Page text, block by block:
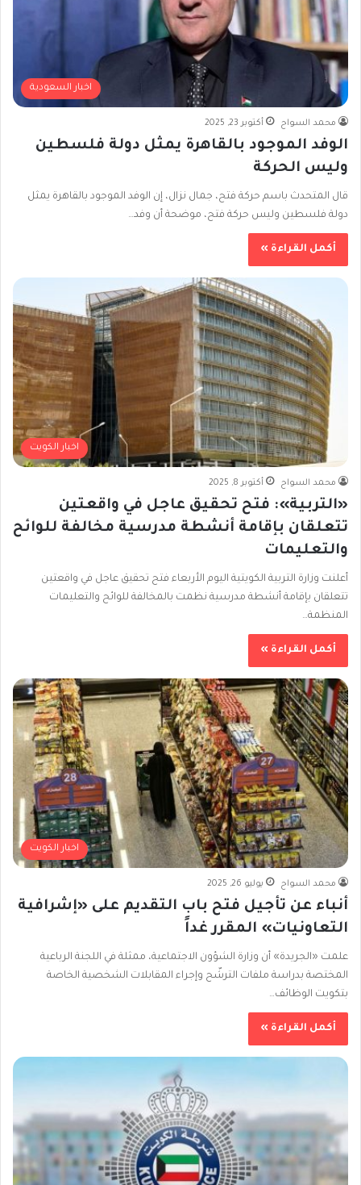
اخبار السعودية
محمد السواح أكتوبر 23, 2025
الوفد الموجود بالقاهرة يمثل دولة فلسطين
وليس الحركة
قال المتحدث باسم حركة فتح، جمال نزال، إن الوفد الموجود بالقاهرة يمثل
دولة فلسطين وليس حركة فتح، موضحة أن وفد…
أكمل القراءة »
اخبار الكويت
محمد السواح أكتوبر 8, 2025
«التربية»: فتح تحقيق عاجل في واقعتين
تتعلقان بإقامة أنشطة مدرسية مخالفة للوائح
والتعليمات
أعلنت وزارة التربية الكويتية اليوم الأربعاء فتح تحقيق عاجل في واقعتين
تتعلقان بإقامة أنشطة مدرسية نظمت بالمخالفة للوائح والتعليمات
المنظمة…
أكمل القراءة »
اخبار الكويت
محمد السواح يوليو 26, 2025
أنباء عن تأجيل فتح باب التقديم على «إشرافية
التعاونيات» المقرر غداً
علمت «الجريدة» أن وزارة الشؤون الاجتماعية، ممثلة في اللجنة الرباعية
المختصة بدراسة ملفات الترشّح وإجراء المقابلات الشخصية الخاصة
بتكويت الوظائف…
أكمل القراءة »